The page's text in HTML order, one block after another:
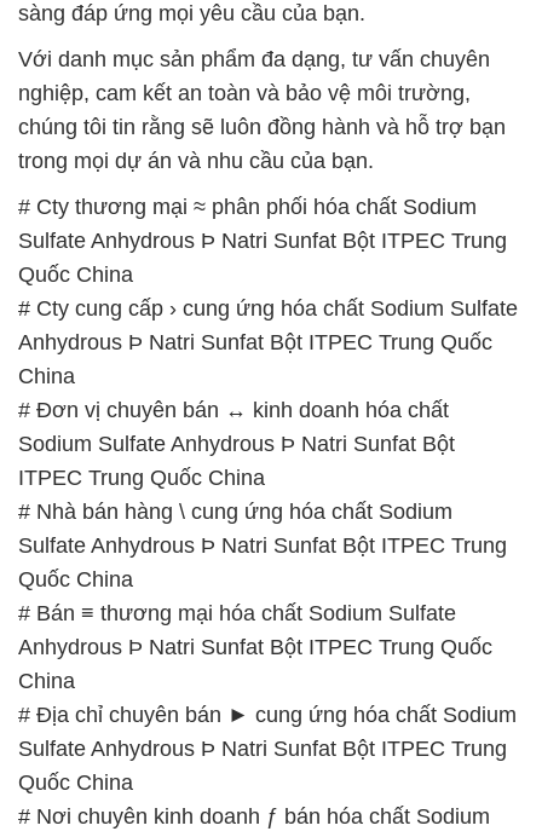
sàng đáp ứng mọi yêu cầu của bạn.
Với danh mục sản phẩm đa dạng, tư vấn chuyên
nghiệp, cam kết an toàn và bảo vệ môi trường,
chúng tôi tin rằng sẽ luôn đồng hành và hỗ trợ bạn
trong mọi dự án và nhu cầu của bạn.
# Cty thương mại ≈ phân phối hóa chất Sodium
Sulfate Anhydrous Þ Natri Sunfat Bột ITPEC Trung
Quốc China
# Cty cung cấp › cung ứng hóa chất Sodium Sulfate
Anhydrous Þ Natri Sunfat Bột ITPEC Trung Quốc
China
# Đơn vị chuyên bán ↔ kinh doanh hóa chất
Sodium Sulfate Anhydrous Þ Natri Sunfat Bột
ITPEC Trung Quốc China
# Nhà bán hàng \ cung ứng hóa chất Sodium
Sulfate Anhydrous Þ Natri Sunfat Bột ITPEC Trung
Quốc China
# Bán ≡ thương mại hóa chất Sodium Sulfate
Anhydrous Þ Natri Sunfat Bột ITPEC Trung Quốc
China
# Địa chỉ chuyên bán ► cung ứng hóa chất Sodium
Sulfate Anhydrous Þ Natri Sunfat Bột ITPEC Trung
Quốc China
# Nơi chuyên kinh doanh ƒ bán hóa chất Sodium